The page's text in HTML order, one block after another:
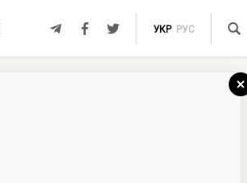
УКР РУС